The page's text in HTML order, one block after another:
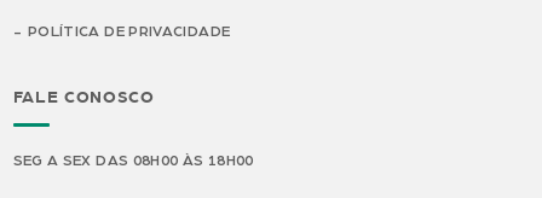
POLÍTICA DE PRIVACIDADE
FALE CONOSCO
SEG A SEX DAS 08H00 ÀS 18H00